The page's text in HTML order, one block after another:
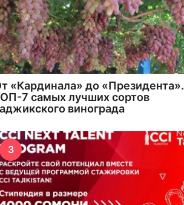
«Кардинала» до «Президента».
7 самых лучших сортов
винограда
3